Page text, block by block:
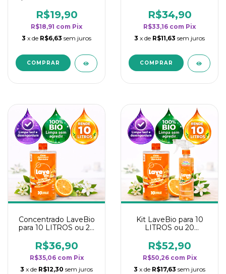
rendimento da
categoria - Flor de
Laranjeira
R$19,90
R$18,91 com Pix
3 x de R$6,63 sem juros
rendimento da
categoria - Flor de
Laranjeira
R$34,90
R$33,16 com Pix
3 x de R$11,63 sem juros
Concentrado LaveBio
para 10 LITROS ou 20
rendimento da
categoria - Flor de
Laranjeira
R$36,90
R$35,06 com Pix
3 x de R$12,30 sem juros
Kit LaveBio para 10
LITROS ou 20
rendimento da
categoria - Flor de
Laranjeira
R$52,90
R$50,26 com Pix
3 x de R$17,63 sem juros